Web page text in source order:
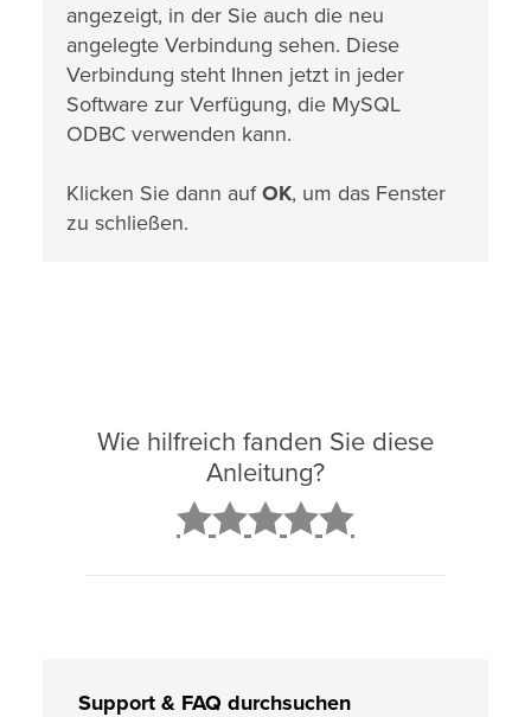
angezeigt, in der Sie auch die neu
angelegte Verbindung sehen. Diese
Verbindung steht Ihnen jetzt in jeder
Software zur Verfügung, die MySQL
ODBC verwenden kann.
Klicken Sie dann aufOK, um das Fenster
zu schließen.
Wie hilfreich fanden Sie diese
Anleitung?
Support & FAQ durchsuchen